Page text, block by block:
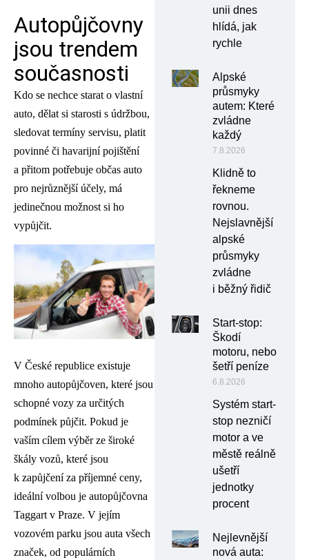
Autopůjčovny
jsou trendem
současnosti
Kdo se nechce starat o vlastní
auto, dělat si starosti s údržbou,
sledovat termíny servisu, platit
povinné či havarijní pojištění
a přitom potřebuje občas auto
pro nejrůznější účely, má
jedinečnou možnost si ho
vypůjčit.
V České republice existuje
mnoho autopůjčoven, které jsou
schopné vozy za určitých
podmínek půjčit. Pokud je
vaším cílem výběr ze široké
škály vozů, které jsou
k zapůjčení za příjemné ceny,
ideální volbou je autopůjčovna
Taggart v Praze. V jejím
vozovém parku jsou auta všech
značek, od populárních
unii dnes
hlídá, jak
rychle
Alpské
průsmyky
autem: Které
zvládne
každý
7.8.2026
Klidně to
řekneme
rovnou.
Nejslavnější
alpské
průsmyky
zvládne
i běžný řidič
Start-stop:
Škodí
motoru, nebo
šetří peníze
6.8.2026
Systém start-
stop nezničí
motor a ve
městě reálně
ušetří
jednotky
procent
Nejlevnější
nová auta: